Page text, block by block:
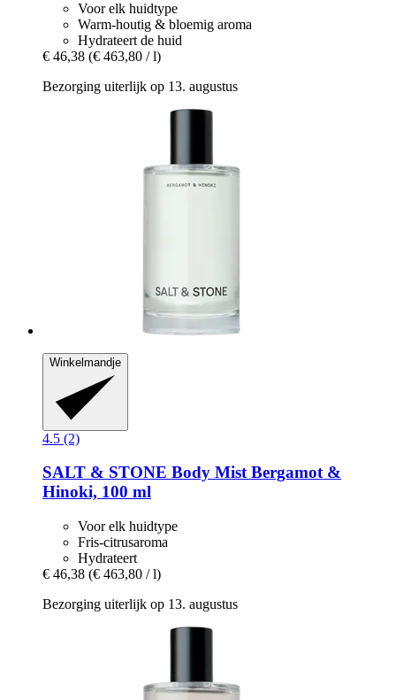
Voor elk huidtype
Warm-houtig & bloemig aroma
Hydrateert de huid
€ 46,38 (€ 463,80 / l)
Bezorging uiterlijk op 13. augustus
Winkelmandje
4.5 (2)
SALT & STONE Body Mist Bergamot &
Hinoki, 100 ml
Voor elk huidtype
Fris-citrusaroma
Hydrateert
€ 46,38 (€ 463,80 / l)
Bezorging uiterlijk op 13. augustus